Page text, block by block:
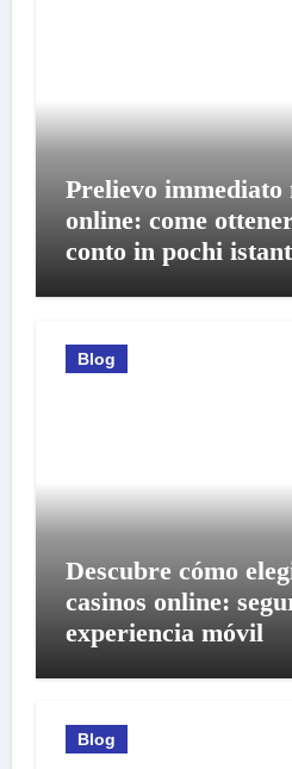
Prelievo immediato
online: come
conto in pochi
Blog
Descubre cómo
casinos online:
experiencia móvil
Blog